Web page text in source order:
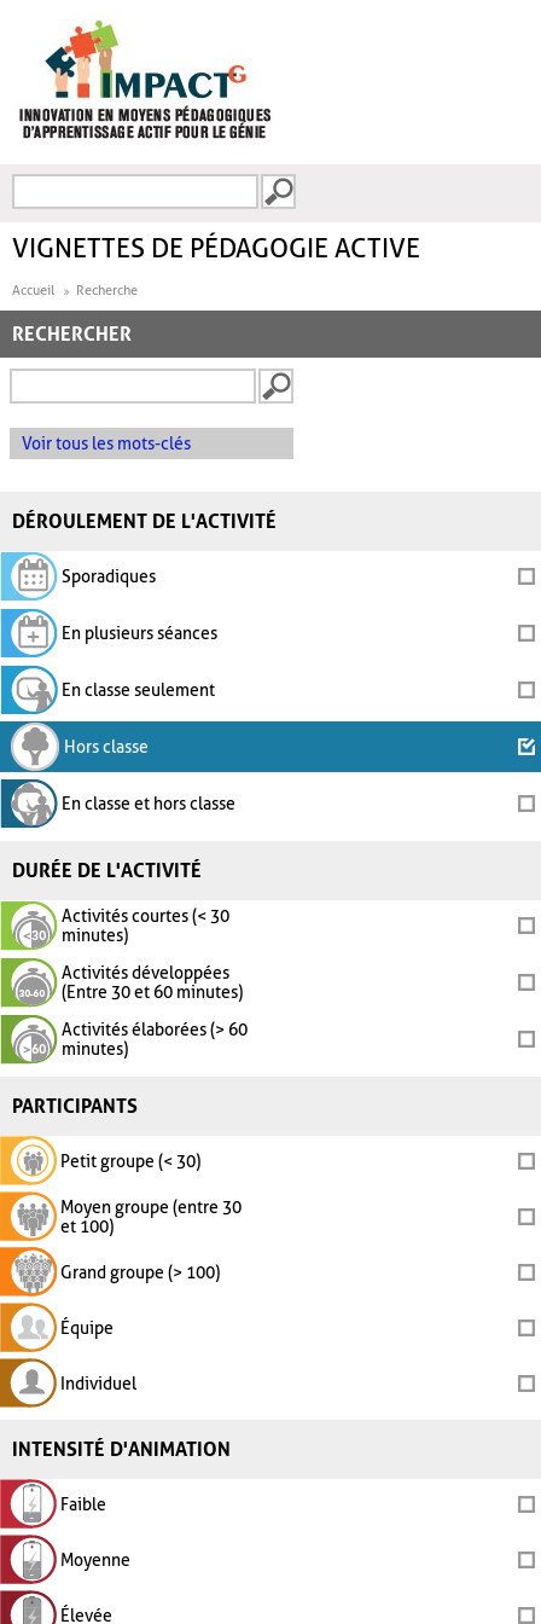
FORMULAIRE DE
VIGNETTES DE PÉDAGOGIE ACTIVE
Accueil Recherche
RECHERCHER
Voir tous les mots-clés
DÉROULEMENT DE L'ACTIVITÉ
Sporadiques
En plusieurs séances
En classe seulement
Hors classe
En classe et hors classe
DURÉE DE L'ACTIVITÉ
Activités courtes (< 30
minutes)
Activités développées
(Entre 30 et 60 minutes)
Activités élaborées (> 60
minutes)
PARTICIPANTS
Petit groupe (< 30)
Moyen groupe (entre 30
et 100)
Grand groupe (> 100)
Équipe
Individuel
INTENSITÉ D'ANIMATION
Faible
Moyenne
Élevée